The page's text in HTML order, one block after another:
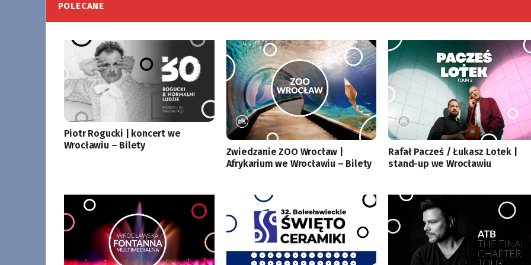
POLECANE
Piotr Rogucki | koncert we
Wrocławiu – Bilety
Zwiedzanie ZOO Wrocław |
Afrykarium we Wrocławiu – Bilety
Rafał Pacześ / Łukasz Lotek |
stand-up we Wrocławiu